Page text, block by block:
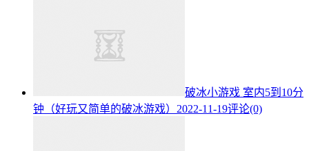
破冰小游戏 室内5到10分
钟（好玩又简单的破冰游戏） 2022-11-19评论(0)